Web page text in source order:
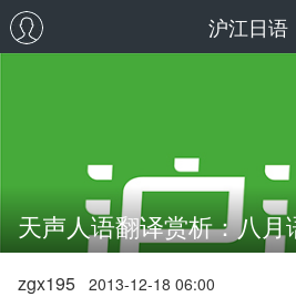
沪江日语
天声人语翻译赏析：八月
zgx195 2013-12-18 06:00